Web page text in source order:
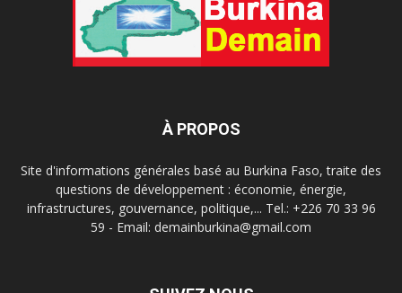
À PROPOS
Site d'informations générales basé au Burkina Faso, traite des
questions de développement : économie, énergie,
infrastructures, gouvernance, politique,... Tel.: +226 70 33 96
59 - Email: demainburkina@gmail.com